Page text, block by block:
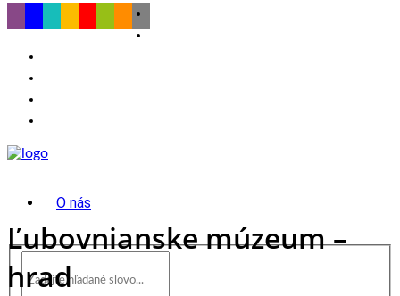
O nás
Novinky
Ľubovnianske múzeum –
hrad